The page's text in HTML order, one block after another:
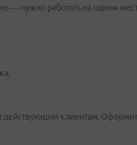
— нужно работать на одном
клиентам.